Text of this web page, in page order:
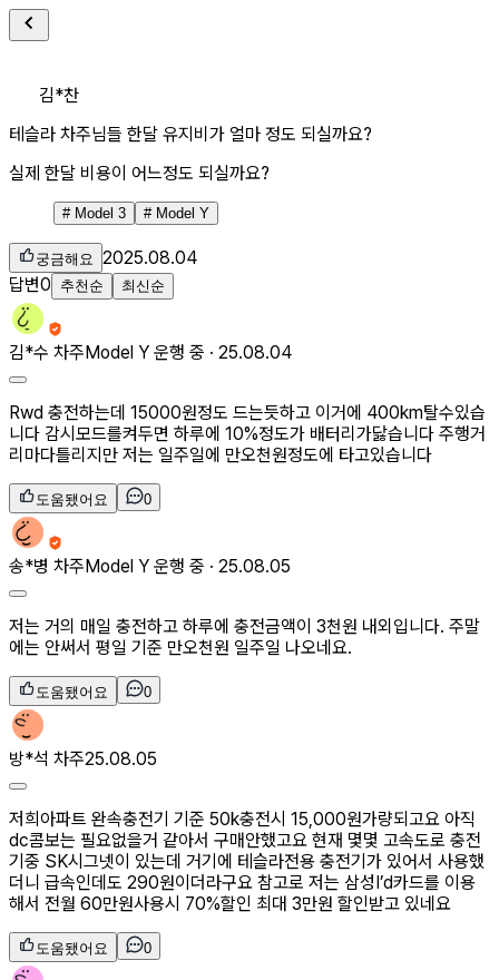
김*찬
테슬라 차주님들 한달 유지비가 얼마 정도 되실까요?
실제 한달 비용이 어느정도 되실까요?
# Model 3 # Model Y
궁금해요 2025.08.04
답변0 추천순 최신순
김*수 차주Model Y 운행 중 · 25.08.04
Rwd 충전하는데 15000원정도 드는듯하고 이거에 400km탈수있습
니다 감시모드를켜두면 하루에 10%정도가 배터리가닳습니다 주행거
리마다틀리지만 저는 일주일에 만오천원정도에 타고있습니다
도움됐어요 0
송*병 차주Model Y 운행 중 · 25.08.05
저는 거의 매일 충전하고 하루에 충전금액이 3천원 내외입니다. 주말
에는 안써서 평일 기준 만오천원 일주일 나오네요.
도움됐어요 0
방*석 차주25.08.05
저희아파트 완속충전기 기준 50k충전시 15,000원가량되고요 아직
dc콤보는 필요없을거 같아서 구매안했고요 현재 몇몇 고속도로 충전
기중 SK시그넷이 있는데 거기에 테슬라전용 충전기가 있어서 사용했
더니 급속인데도 290원이더라구요 참고로 저는 삼성I’d카드를 이용
해서 전월 60만원사용시 70%할인 최대 3만원 할인받고 있네요
도움됐어요 0